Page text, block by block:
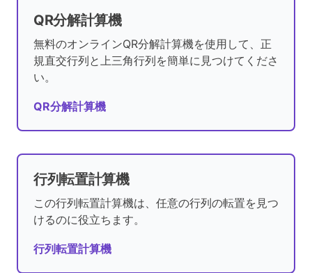
QR分解計算機
無料のオンラインQR分解計算機を使用して、正
規直交行列と上三角行列を簡単に見つけてくださ
い。
QR分解計算機
行列転置計算機
この行列転置計算機は、任意の行列の転置を見つ
けるのに役立ちます。
行列転置計算機